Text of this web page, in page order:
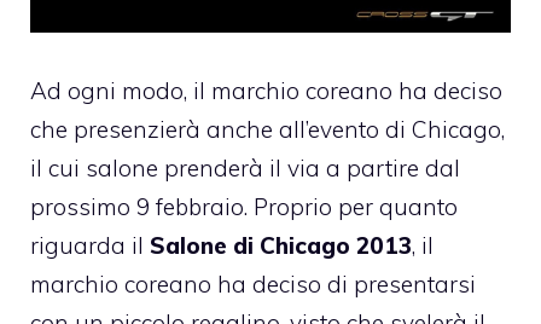
Ad ogni modo, il marchio coreano ha deciso
che presenzierà anche all’evento di Chicago,
il cui salone prenderà il via a partire dal
prossimo 9 febbraio. Proprio per quanto
riguarda il Salone di Chicago 2013, il
marchio coreano ha deciso di presentarsi